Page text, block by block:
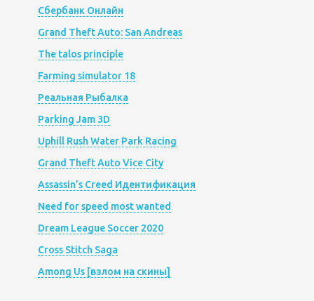
Сбербанк Онлайн
Grand Theft Auto: San Andreas
The talos principle
Farming simulator 18
Реальная Рыбалка
Parking Jam 3D
Uphill Rush Water Park Racing
Grand Theft Auto Vice City
Assassin’s Creed Идентификация
Need for speed most wanted
Dream League Soccer 2020
Cross Stitch Saga
Among Us [взлом на скины]